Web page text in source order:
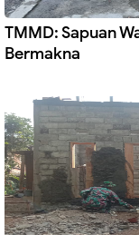
TMMD: Sapuan
Bermakna